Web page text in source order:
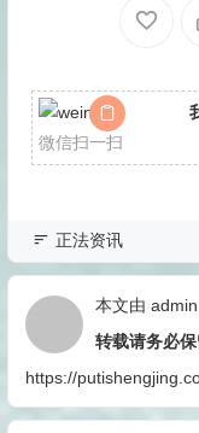
微信扫一扫
正法资讯
本文由 admin
转载请务必保
https://